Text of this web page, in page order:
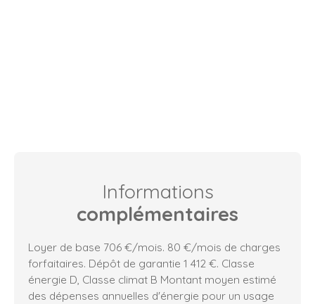
Informations
complémentaires
Loyer de base 706 €/mois. 80 €/mois de charges
forfaitaires. Dépôt de garantie 1 412 €. Classe
énergie D, Classe climat B Montant moyen estimé
des dépenses annuelles d'énergie pour un usage